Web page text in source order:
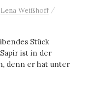
Lena Weißhoff /
Stück
ist in der
denn er hat unter